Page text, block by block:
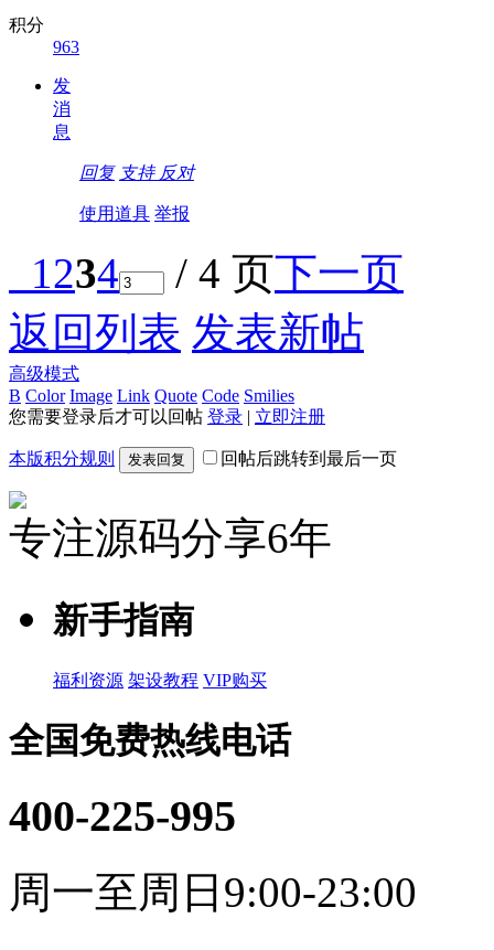
积分
963
发
消
息
回复 支持 反对
使用道具 举报
1 234 / 4 页下一页
返回列表 发表新帖
高级模式
B Color Image Link Quote Code Smilies
您需要登录后才可以回帖 登录 | 立即注册
本版积分规则 发表回复 回帖后跳转到最后一页
专注源码分享6年
新手指南
福利资源 架设教程 VIP购买
全国免费热线电话
400-225-995
周一至周日9:00-23:00